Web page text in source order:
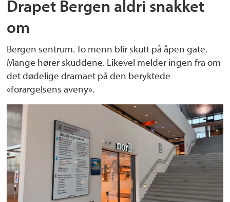
Drapet Bergen aldri snakket
om
Bergen sentrum. To menn blir skutt på åpen gate.
Mange hører skuddene. Likevel melder ingen fra om
det dødelige dramaet på den beryktede
«forargelsens aveny».